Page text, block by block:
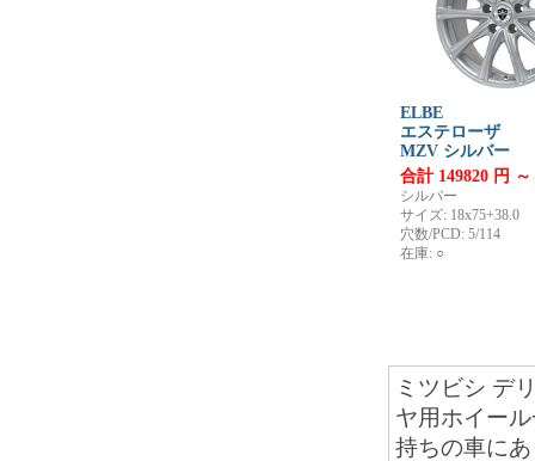
ELBE
エステローザ
MZV シルバー
合計 149820 円 ～
シルバー
サイズ: 18x75+38.0
穴数/PCD: 5/114
在庫: ○
ミツビシ デ
ヤ用ホイー
持ちの車に